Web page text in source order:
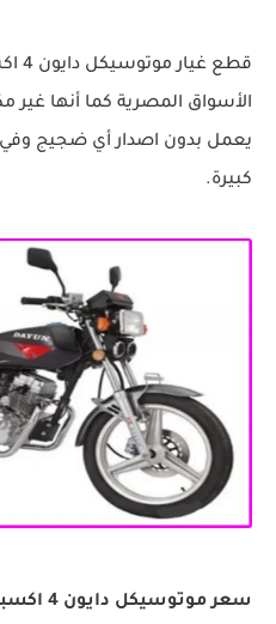
يعمل بدون اصدار أي ضجيج
كبيرة.
سعر موتوسيكل دايون 4 اكسبريس